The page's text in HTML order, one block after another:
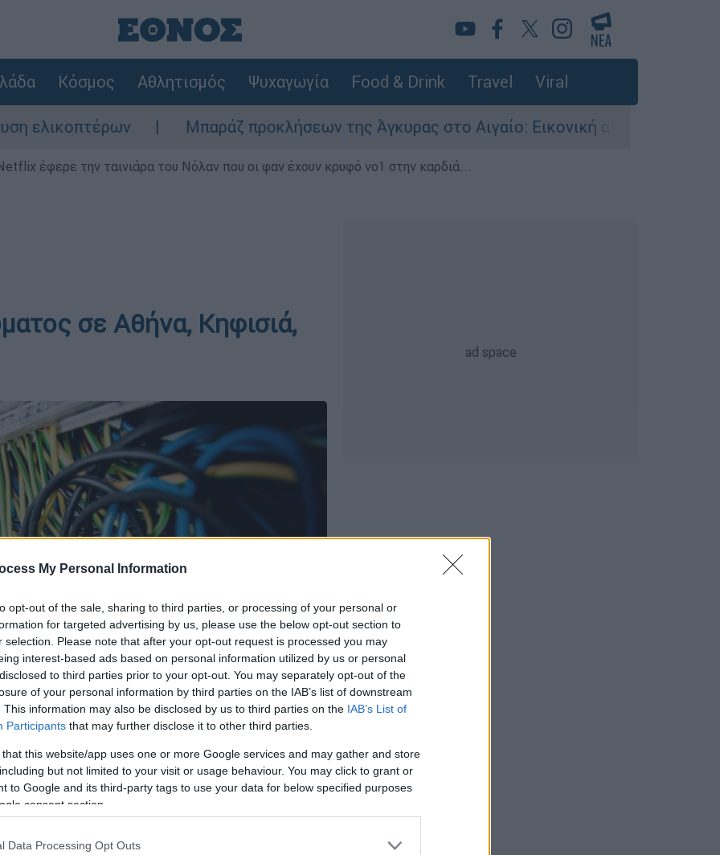
My Personal Information
opt-out of the sale, sharing to third parties, or processing of your personal or
for targeted advertising by us, please use the below opt-out section to
selection. Please note that after your opt-out request is processed you may
interest-based ads based on personal information utilized by us or personal
to third parties prior to your opt-out. You may separately opt-out of the
of your personal information by third parties on the IAB’s list of downstream
This information may also be disclosed by us to third parties on the IAB’s List of
Participants that may further disclose it to other third parties.
that this website/app uses one or more Google services and may gather and store
but not limited to your visit or usage behaviour. You may click to grant or
to Google and its third-party tags to use your data for below specified purposes
consent section.
Data Processing Opt Outs
Κόσμος Αθλητισμός Ψυχαγωγία Food & Drink Travel Viral
Μπαράζ προκλήσεων της Άγκυρας στο Αιγαίο: Εικονική αερομαχία ανάμεσα σε
έφερε την ταινιάρα του Νόλαν που οι φαν έχουν κρυφό νο1 στην καρδιά...
σε Αθήνα, Κηφισιά,
το ΕΘΝΟΣ στη Google